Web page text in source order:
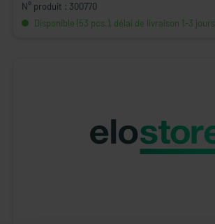
N° produit : 300770
Disponible (53 pcs.), délai de livraison 1-3 jours